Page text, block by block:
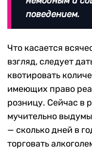
поведением.
Что касается
взгляд, следует
квотировать
имеющих право
розницу. Сейчас в
мучительно
— сколько дней в
торговать